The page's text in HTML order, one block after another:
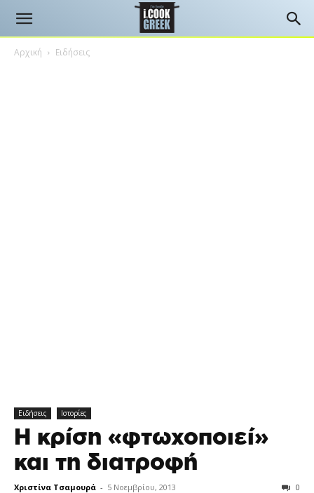
Αρχική Ειδήσεις
Ειδήσεις Ιστορίες
Η κρίση «φτωχοποιεί»
και τη διατροφή
Χριστίνα Τσαμουρά - 5 Νοεμβρίου, 2013 0